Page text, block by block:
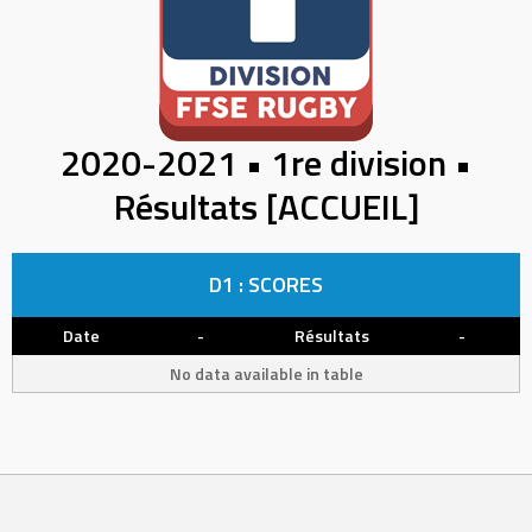
2020-2021 • 1re division •
Résultats [ACCUEIL]
D1 : SCORES
Date - Résultats
-
No data available in table